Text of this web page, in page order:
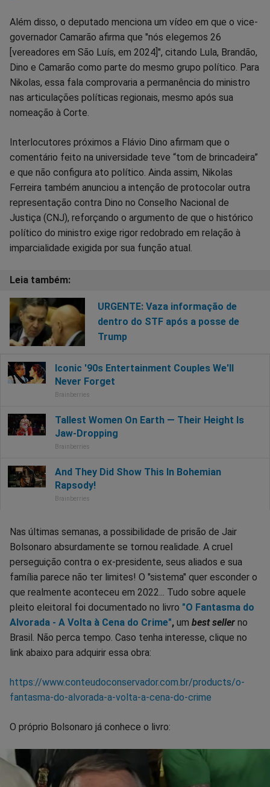
Além disso, o deputado menciona um vídeo em que o vice-
governador Camarão afirma que "nós elegemos 26
[vereadores em São Luís, em 2024]", citando Lula, Brandão,
Dino e Camarão como parte do mesmo grupo político. Para
Nikolas, essa fala comprovaria a permanência do ministro
nas articulações políticas regionais, mesmo após sua
nomeação à Corte.
Interlocutores próximos a Flávio Dino afirmam que o
comentário feito na universidade teve “tom de brincadeira”
e que não configura ato político. Ainda assim, Nikolas
Ferreira também anunciou a intenção de protocolar outra
representação contra Dino no Conselho Nacional de
Justiça (CNJ), reforçando o argumento de que o histórico
político do ministro exige rigor redobrado em relação à
imparcialidade exigida por sua função atual.
URGENTE: Vaza informação de
dentro do STF após a posse de
Trump
Nas últimas semanas, a possibilidade de prisão de Jair
Bolsonaro absurdamente se tornou realidade. A cruel
perseguição contra o ex-presidente, seus aliados e sua
família parece não ter limites! O "sistema" quer esconder o
que realmente aconteceu em 2022... Tudo sobre aquele
pleito eleitoral foi documentado no livro "O Fantasma do
Alvorada - A Volta à Cena do Crime", um best seller no
Brasil. Não perca tempo. Caso tenha interesse, clique no
link abaixo para adquirir essa obra:
https://www.conteudoconservador.com.br/products/o-
fantasma-do-alvorada-a-volta-a-cena-do-crime
O próprio Bolsonaro já conhece o livro: